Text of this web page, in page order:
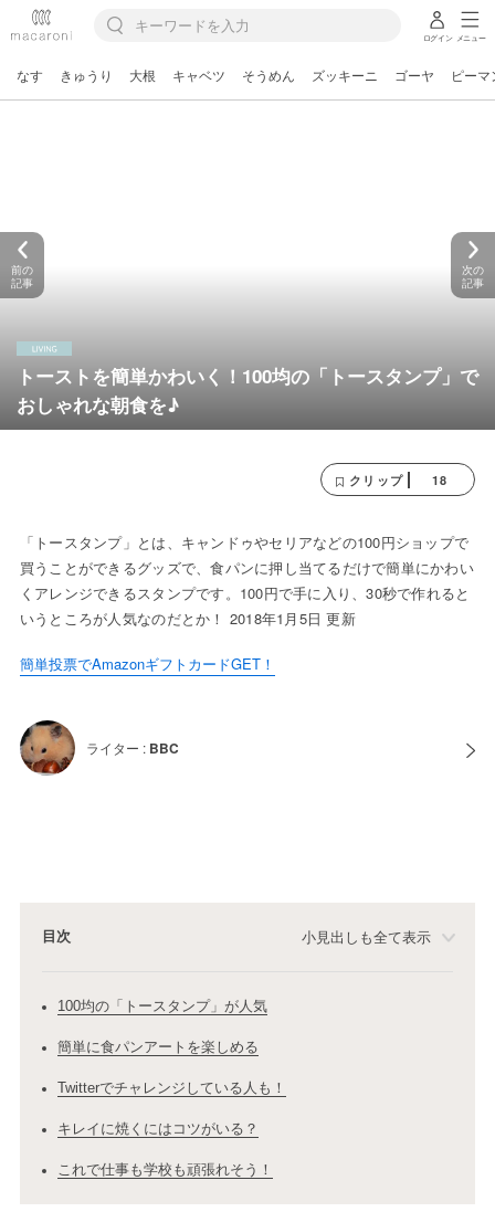
ログイン メニュー
なす きゅうり 大根 キャベツ そうめん ズッキーニ ゴーヤ ピーマ
トーストを簡単かわいく！100均の「トースタンプ」で
おしゃれな朝食を♪
前の
記事
次の
記事
クリップ 18
「トースタンプ」とは、キャンドゥやセリアなどの100円ショップで
買うことができるグッズで、食パンに押し当てるだけで簡単にかわい
くアレンジできるスタンプです。100円で手に入り、30秒で作れると
いうところが人気なのだとか！ 2018年1月5日 更新
簡単投票でAmazonギフトカードGET！
ライター : BBC
目次 小見出しも全て表示
100均の「トースタンプ」が人気
簡単に食パンアートを楽しめる
Twitterでチャレンジしている人も！
キレイに焼くにはコツがいる？
これで仕事も学校も頑張れそう！